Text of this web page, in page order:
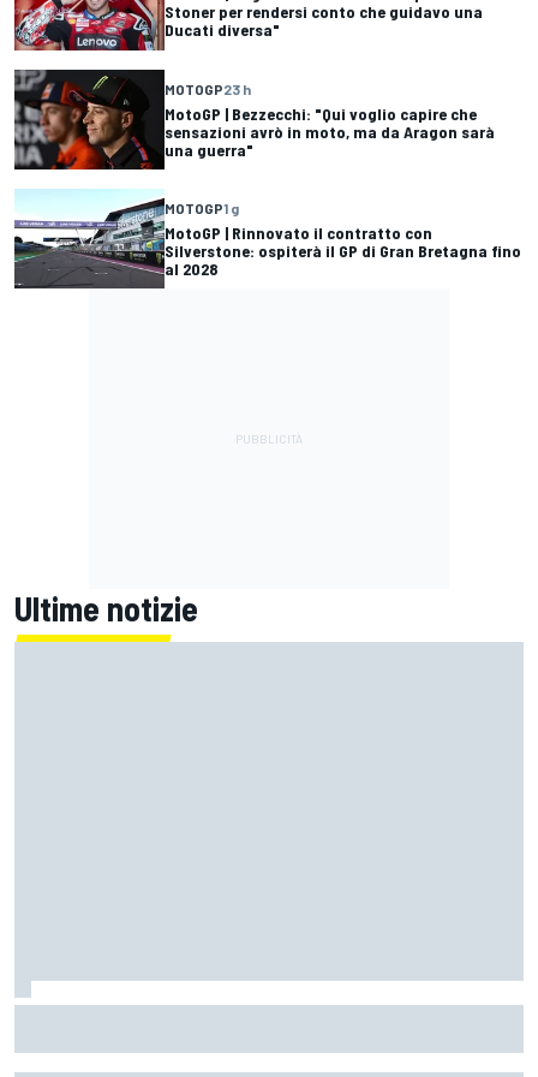
Stoner per rendersi conto che guidavo una
Ducati diversa"
MOTOGP23 h
MotoGP | Bezzecchi: "Qui voglio capire che
sensazioni avrò in moto, ma da Aragon sarà
una guerra"
MOTOGP1 g
MotoGP | Rinnovato il contratto con
Silverstone: ospiterà il GP di Gran Bretagna fino
al 2028
Ultime notizie